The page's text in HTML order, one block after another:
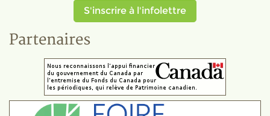
S'inscrire à l'infolettre
Partenaires